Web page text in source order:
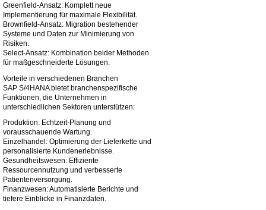
Greenfield-Ansatz: Komplett neue
Implementierung für maximale Flexibilität.
Brownfield-Ansatz: Migration bestehender
Systeme und Daten zur Minimierung von
Risiken.
Select-Ansatz: Kombination beider Methoden
für maßgeschneiderte Lösungen.
Vorteile in verschiedenen Branchen
SAP S/4HANA bietet branchenspezifische
Funktionen, die Unternehmen in
unterschiedlichen Sektoren unterstützen:
Produktion: Echtzeit-Planung und
vorausschauende Wartung.
Einzelhandel: Optimierung der Lieferkette und
personalisierte Kundenerlebnisse.
Gesundheitswesen: Effiziente
Ressourcennutzung und verbesserte
Patientenversorgung.
Finanzwesen: Automatisierte Berichte und
tiefere Einblicke in Finanzdaten.